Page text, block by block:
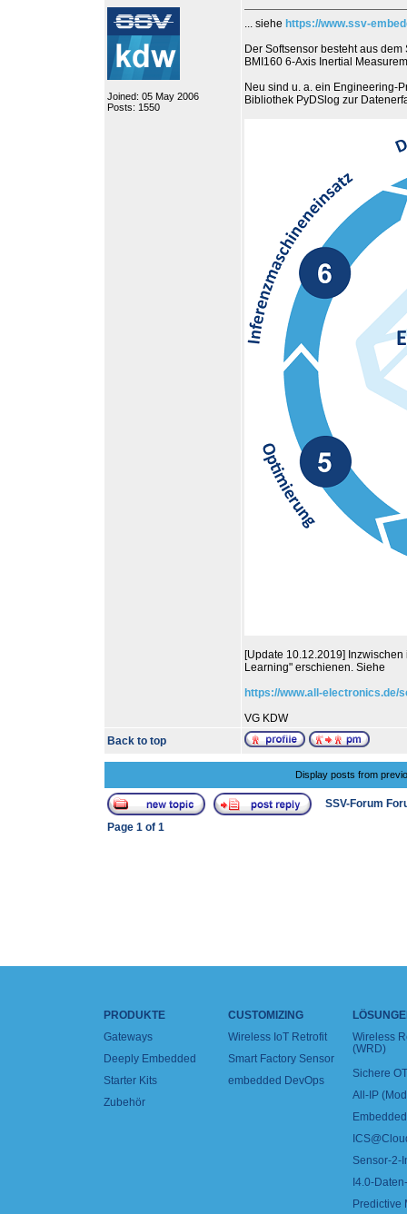
Joined: 05 May 2006
Posts: 1550
... siehe https://www.ssv-
Der Softsensor besteht aus
BMI160 6-Axis Inertial
Neu sind u. a. ein Engineering-
Bibliothek PyDSlog zur
[Update 10.12.2019]
Learning" erschienen. Siehe
https://www.all-electronics.de/
VG KDW
Back to top
Display posts from
SSV-Forum
Page 1 of 1
PRODUKTE
Gateways
Deeply Embedded
Starter Kits
Zubehör
CUSTOMIZING
Wireless IoT Retrofit
Smart Factory Sensor
embedded DevOps
Wireless
(WRD)
Sichere
All-IP
Sensor-2-
I4.0-
Predictive